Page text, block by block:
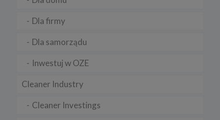
Dla firmy
Dla samorządu
Inwestuj w OZE
Cleaner Industry
Cleaner Investings